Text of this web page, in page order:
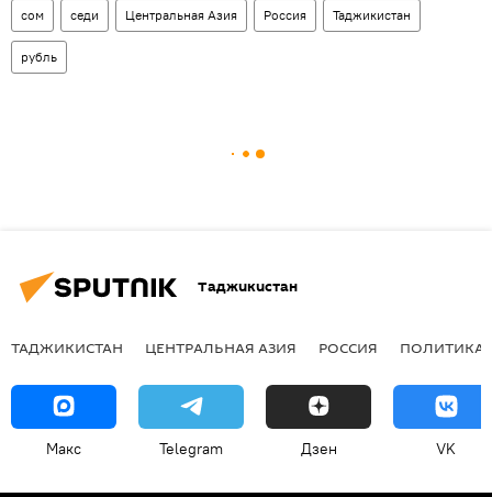
сом седи Центральная Азия Россия Таджикистан
рубль
Таджикистан
ТАДЖИКИСТАН ЦЕНТРАЛЬНАЯ АЗИЯ РОССИЯ ПОЛИТИКА
Макс Telegram Дзен VK